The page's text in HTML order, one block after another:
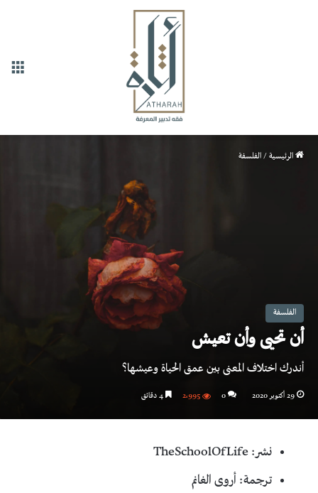
الرئيسية / الفلسفة
الفلسفة
أن تحيى وأن تعيش
أندرك اختلاف المعنى بين عمق الحياة وعيشها؟
29 أكتوبر 2020 0 2٬995
نشر: TheSchoolOfLife
ترجمة: أروى الغانم